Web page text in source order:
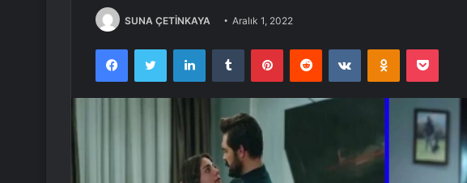
SUNA ÇETİNKAYA Aralık 1, 2022
FacebookTwitter LinkedInTumblr PinterestReddit VKontakteOdnoklassniki
Pocket